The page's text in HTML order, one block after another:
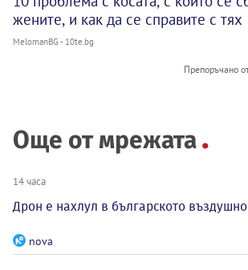
жените, и как да се справите с тях
MelomanBG - 10te.bg
Препоръчано
Още от мрежата
14 часа
Дрон е нахлул в българското
nova